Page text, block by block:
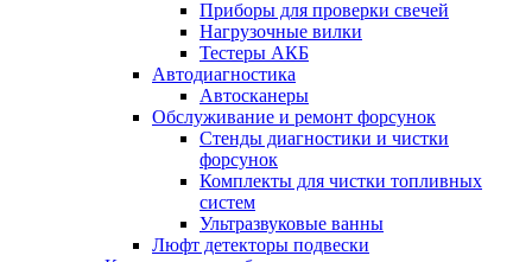
Приборы для проверки свечей
Нагрузочные вилки
Тестеры АКБ
Автодиагностика
Автосканеры
Обслуживание и ремонт форсунок
Стенды диагностики и чистки
форсунок
Комплекты для чистки топливных
систем
Ультразвуковые ванны
Люфт детекторы подвески